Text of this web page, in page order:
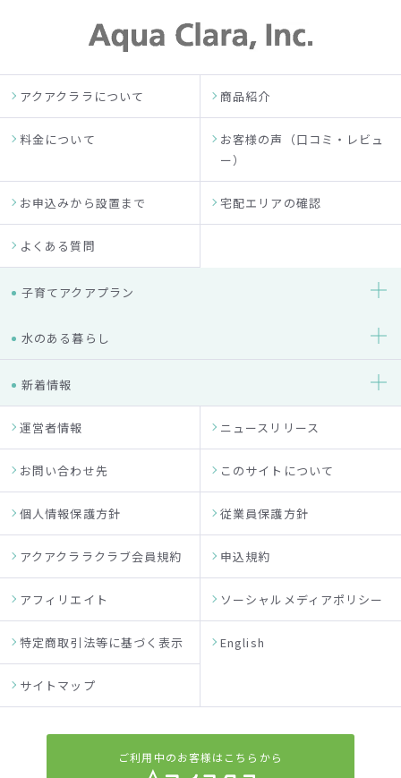
アクアクララについて 商品紹介
料金について
お客様の声（口コミ・レビュ
ー）
お申込みから設置まで 宅配エリアの確認
よくある質問
子育てアクアプラン
水のある暮らし
新着情報
運営者情報 ニュースリリース
お問い合わせ先 このサイトについて
個人情報保護方針 従業員保護方針
アクアクララクラブ会員規約 申込規約
アフィリエイト ソーシャルメディアポリシー
特定商取引法等に基づく表示 English
サイトマップ
ご利用中のお客様はこちらから